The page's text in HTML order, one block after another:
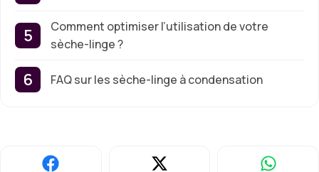
Comment optimiser l’utilisation de votre
sèche-linge ?
FAQ sur les sèche-linge à condensation